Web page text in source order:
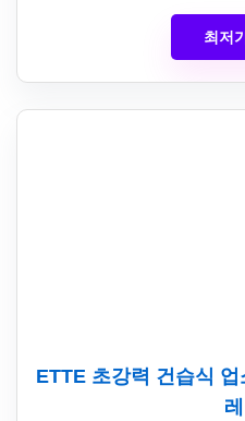
최저
ETTE 초강력 건습식
레